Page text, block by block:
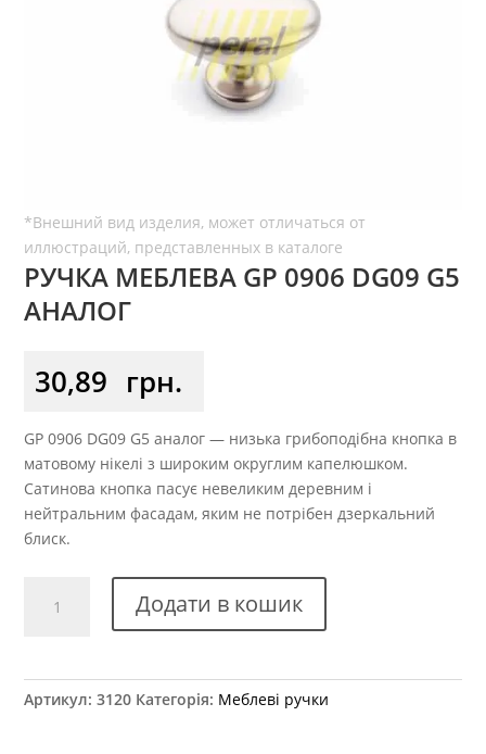
РУЧКА МЕБЛЕВА GP 0906 DG09 G5
АНАЛОГ
30,89 грн.
GP 0906 DG09 G5 аналог — низька грибоподібна кнопка в
матовому нікелі з широким округлим капелюшком.
Сатинова кнопка пасує невеликим деревним і
нейтральним фасадам, яким не потрібен дзеркальний
блиск.
меблева
G5
Додати в кошик
Артикул:3120 Категорія: Меблеві ручки